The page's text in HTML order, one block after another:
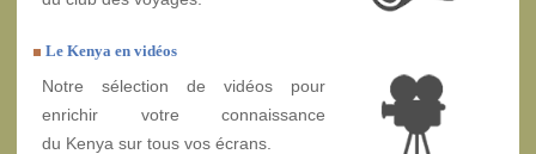
Le Kenya en vidéos
Notre sélection de vidéos pour
enrichir votre connaissance
du Kenya sur tous vos écrans.